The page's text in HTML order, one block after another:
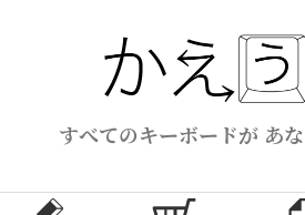
すべてのキーボードが あ